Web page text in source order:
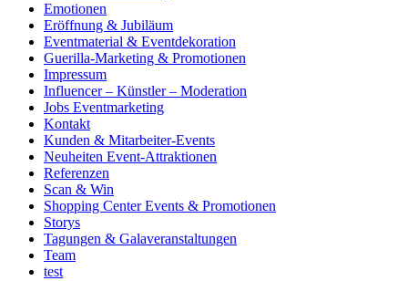
Emotionen
Eröffnung & Jubiläum
Eventmaterial & Eventdekoration
Guerilla-Marketing & Promotionen
Impressum
Influencer – Künstler – Moderation
Jobs Eventmarketing
Kontakt
Kunden & Mitarbeiter-Events
Neuheiten Event-Attraktionen
Referenzen
Scan & Win
Shopping Center Events & Promotionen
Storys
Tagungen & Galaveranstaltungen
Team
test